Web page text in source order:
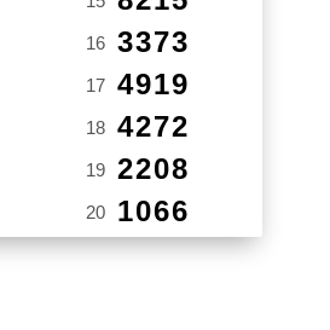
16 3373
17 4919
18 4272
19 2208
20 1066